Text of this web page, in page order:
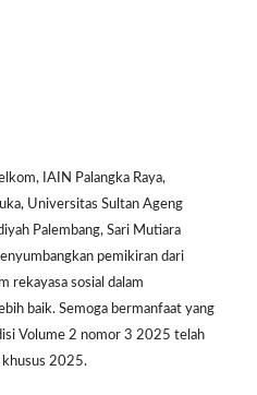
IAIN Palangka Raya,
Universitas Sultan Ageng
Palembang, Sari Mutiara
pemikiran dari
rekayasa sosial dalam
baik. Semoga bermanfaat yang
Volume 2 nomor 3 2025 telah
khusus 2025.